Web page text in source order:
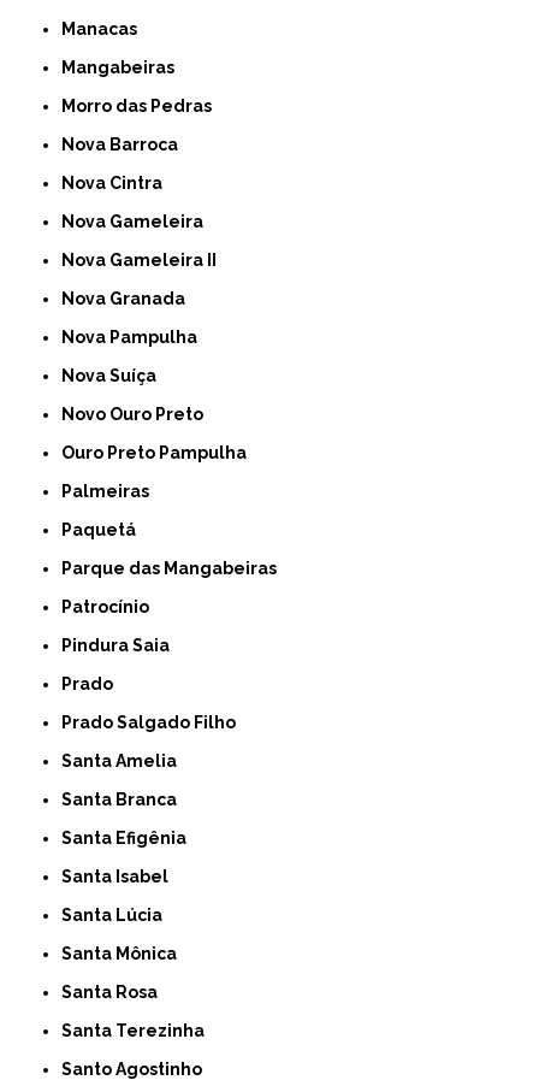
Manacas
Mangabeiras
Morro das Pedras
Nova Barroca
Nova Cintra
Nova Gameleira
Nova Gameleira II
Nova Granada
Nova Pampulha
Nova Suíça
Novo Ouro Preto
Ouro Preto Pampulha
Palmeiras
Paquetá
Parque das Mangabeiras
Patrocínio
Pindura Saia
Prado
Prado Salgado Filho
Santa Amelia
Santa Branca
Santa Efigênia
Santa Isabel
Santa Lúcia
Santa Mônica
Santa Rosa
Santa Terezinha
Santo Agostinho